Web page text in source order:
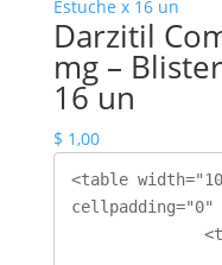
Darzitil
mg –
16 un
$ 1,00
<table